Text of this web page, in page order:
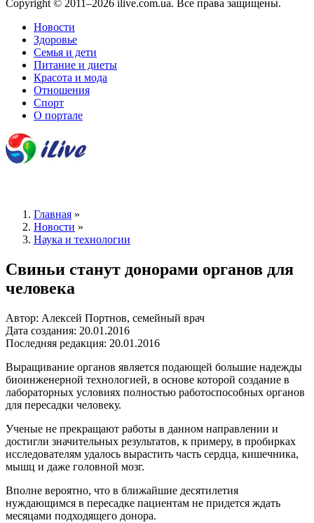
Copyright © 2011–2026 ilive.com.ua. Все права защищены.
Новости
Здоровье
Семья и дети
Питание и диеты
Красота и мода
Отношения
Спорт
О портале
Главная »
Новости »
Наука и технологии
Свиньи станут донорами органов для
человека
Автор: Алексей Портнов, семейный врач
Дата создания: 20.01.2016
Последняя редакция: 20.01.2016
Выращивание органов является подающей большие надежды
биоинженерной технологией, в основе которой создание в
лабораторных условиях полностью работоспособных органов
для пересадки человеку.
Ученые не прекращают работы в данном направлении и
достигли значительных результатов, к примеру, в пробирках
исследователям удалось вырастить часть сердца, кишечника,
мышц и даже головной мозг.
Вполне вероятно, что в ближайшие десятилетия
нуждающимся в пересадке пациентам не придется ждать
месяцами подходящего донора.